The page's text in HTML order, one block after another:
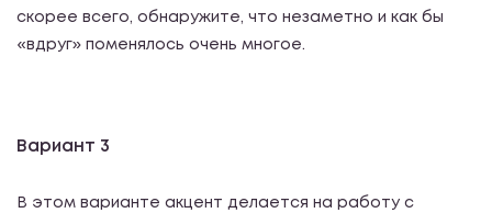
скорее всего, обнаружите, что незаметно и как бы
«вдруг» поменялось очень многое.
Вариант 3
В этом варианте акцент делается на работу с